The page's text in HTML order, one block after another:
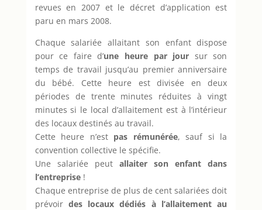
revues en 2007 et le décret d’application est
paru en mars 2008.
Chaque salariée allaitant son enfant dispose
pour ce faire d’une heure par jour sur son
temps de travail jusqu’au premier anniversaire
du bébé. Cette heure est divisée en deux
périodes de trente minutes réduites à vingt
minutes si le local d’allaitement est à l’intérieur
des locaux destinés au travail.
Cette heure n’est pas rémunérée, sauf si la
convention collective le spécifie.
Une salariée peut allaiter son enfant dans
l’entreprise!
Chaque entreprise de plus de cent salariées doit
prévoirdes locaux dédiés à l’allaitement au